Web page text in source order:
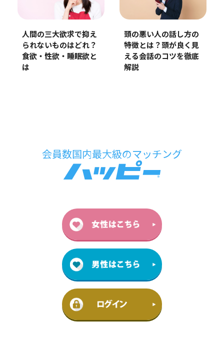
人間の三大欲求で抑え
られないものはどれ？
食欲・性欲・睡眠欲と
は
頭の悪い人の話し方の
特徴とは？頭が良く見
える会話のコツを徹底
解説